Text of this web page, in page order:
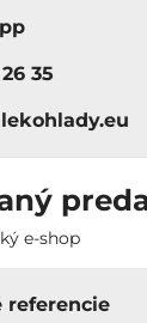
35
e-shop
referencie